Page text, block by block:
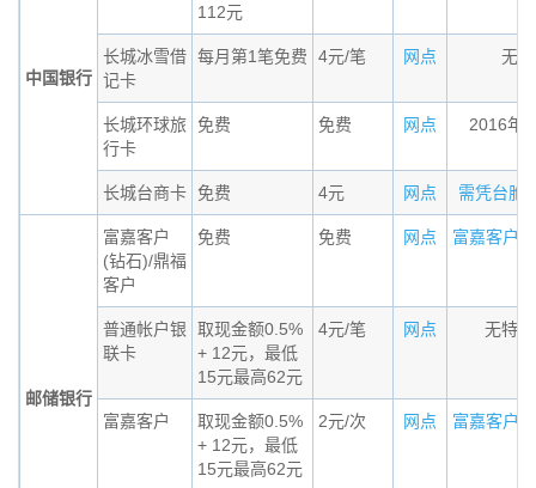
中国银行
112元
长城冰雪借
记卡
每月第1笔免费 4元/笔 网点 无
长城环球旅
行卡
免费 免费 网点 2016年
长城台商卡 免费 4元 网点 需凭台胞
邮储银行
富嘉客户
(钻石)/鼎福
客户
免费 免费 网点 富嘉客户
普通帐户银
联卡
取现金额0.5%
+ 12元，最低
15元最高62元
4元/笔 网点 无特
富嘉客户
取现金额0.5%
+ 12元，最低
15元最高62元
2元/次 网点 富嘉客户